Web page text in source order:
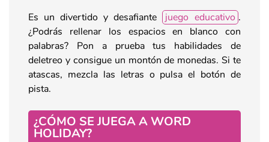
Es un divertido y desafiante juego educativo .
¿Podrás rellenar los espacios en blanco con
palabras? Pon a prueba tus habilidades de
deletreo y consigue un montón de monedas. Si te
atascas, mezcla las letras o pulsa el botón de
pista.
¿CÓMO SE JUEGA A WORD
HOLIDAY?